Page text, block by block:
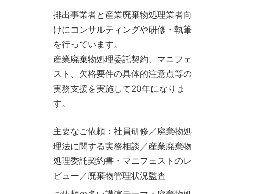
排出事業者と産業廃棄物処理業者向
けにコンサルティングや研修・執筆
を行っています。
産業廃棄物処理委託契約、マニフェ
スト、欠格要件の具体的注意点等の
実務支援を実施して20年になりま
す。
主要なご依頼：社員研修／廃棄物処
理法に関する実務相談／産業廃棄物
処理委託契約書・マニフェストのレ
ビュー／廃棄物管理状況監査